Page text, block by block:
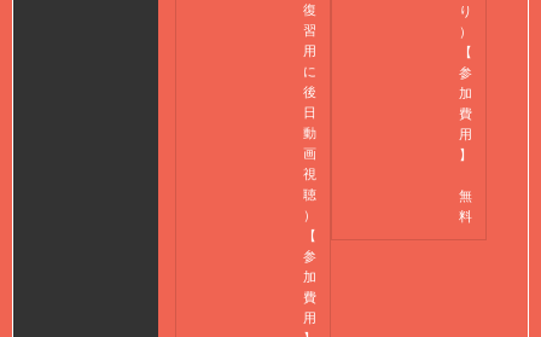
復
習
用
に
後
日
動
画
視
聴
）
【
参
加
費
用
り
）
【
参
加
費
用
】
無
料